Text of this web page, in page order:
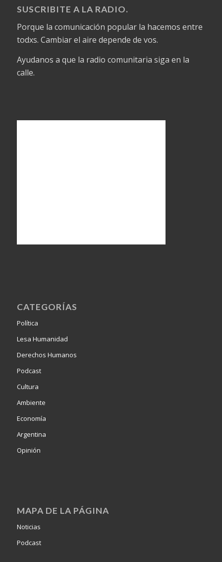
SUSCRIBITE A LA RADIO.
Porque la comunicación popular la hacemos entre
todxs. Cambiar el aire depende de vos.
Ayudanos a que la radio comunitaria siga en la
calle.
CATEGORÍAS
Política
Lesa Humanidad
Derechos Humanos
Podcast
Cultura
Ambiente
Economía
Argentina
Opinión
MAPA DE LA PÁGINA
Noticias
Podcast